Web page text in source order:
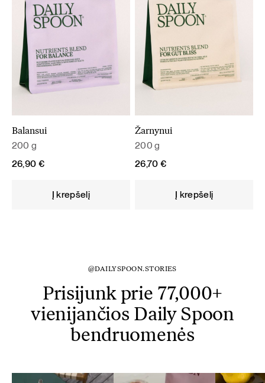
Balansui
200 g
26,90 €
Į krepšelį
Žarnynui
200 g
26,70 €
Į krepšelį
@DAILYSPOON.STORIES
Prisijunk prie 77,000+
vienijančios Daily Spoon
bendruomenės